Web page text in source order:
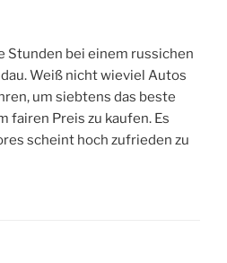
Stunden bei einem russichen
Weiß nicht wieviel Autos
um siebtens das beste
fairen Preis zu kaufen. Es
scheint hoch zufrieden zu